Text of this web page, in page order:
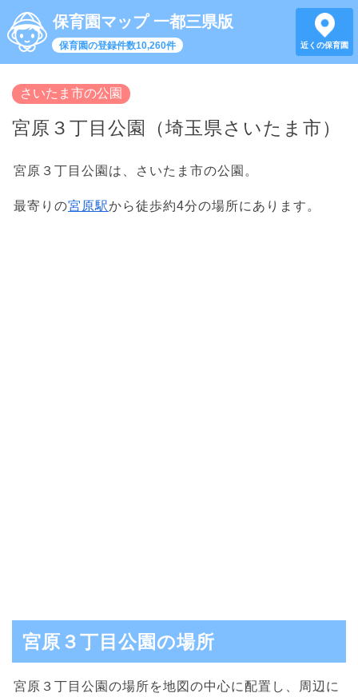
保育園マップ 一都三県版
保育園の登録件数10,260件 近くの保育園
さいたま市の公園
宮原３丁目公園（埼玉県さいたま市）
宮原３丁目公園は、さいたま市の公園。
最寄りの宮原駅から徒歩約4分の場所にあります。
宮原３丁目公園の場所
宮原３丁目公園の場所を地図の中心に配置し、周辺に